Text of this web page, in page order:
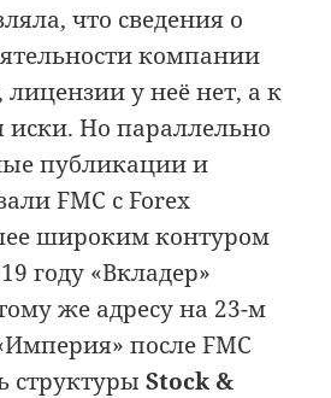
что сведения о
компании
лицензии у неё нет, а к
иски. Но параллельно
публикации и
FMC с Forex
широким контуром
году «Вкладер»
же адресу на 23-м
после FMC
структурыStock &